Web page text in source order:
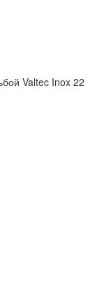
Valtec Inox 22